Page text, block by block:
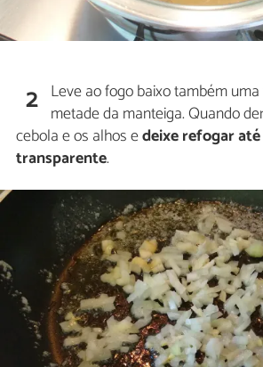
2 Leve ao fogo baixo também
metade da manteiga. Quando
cebola e os alhos edeixe refogar
transparente.